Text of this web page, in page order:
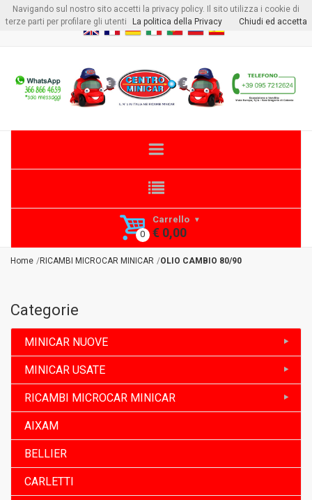
Benvenuto visitoreLogin oRegistrati
Carrello
€ 0,00
Home RICAMBI MICROCAR MINICAR OLIO CAMBIO 80/90
Categorie
MINICAR NUOVE
MINICAR USATE
RICAMBI MICROCAR MINICAR
AIXAM
BELLIER
CARLETTI
Navigando sul nostro sito accetti la privacy policy. Il sito utilizza i cookie di
terze parti per profilare gli utenti
La politica della Privacy Chiudi ed accetta